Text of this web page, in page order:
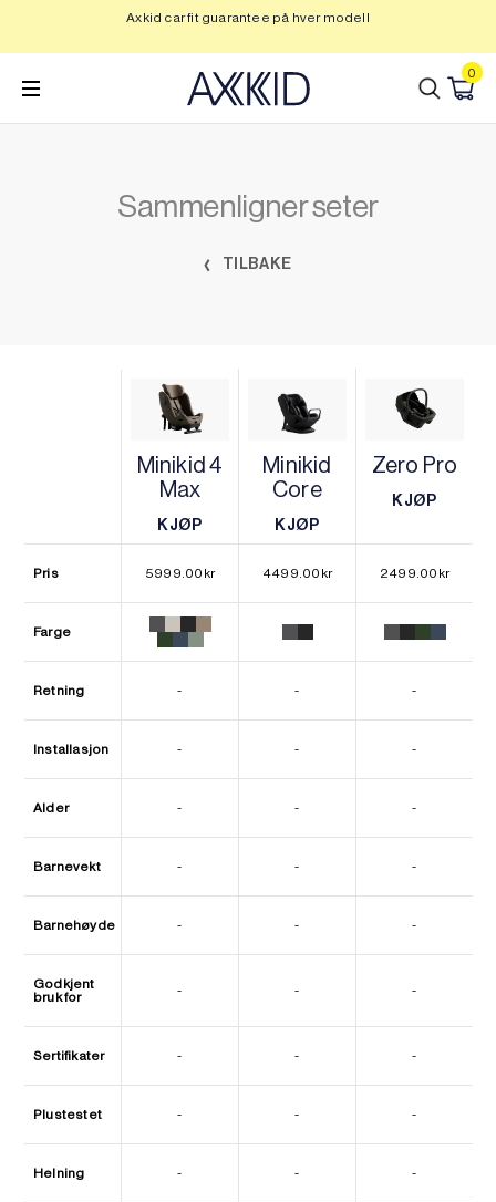
innhold
Axkid car fit guarantee på hver modell
0
Sammenligner seter
TILBAKE
Minikid 4
Max
KJØP
KJØP
Minikid
Core
KJØP
KJØP
Zero Pro
KJØP
Pris 5999.00 kr 4499.00 kr 2499.00 kr
Farge
Retning - - -
Installasjon - - -
Alder - - -
Barnevekt - - -
Barnehøyde - - -
Godkjent
bruk for
- - -
Sertifikater - - -
Plustestet - - -
Helning - - -